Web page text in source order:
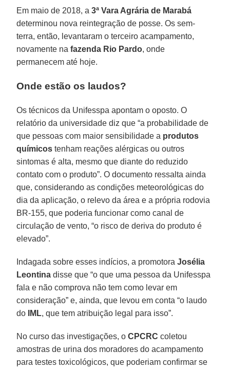
Em maio de 2018, a3ª Vara Agrária de Marabá
determinou nova reintegração de posse. Os sem-
terra, então, levantaram o terceiro acampamento,
novamente nafazenda Rio Pardo, onde
permanecem até hoje.
Onde estão os laudos?
Os técnicos da Unifesspa apontam o oposto. O
relatório da universidade diz que “a probabilidade de
que pessoas com maior sensibilidade a produtos
químicos tenham reações alérgicas ou outros
sintomas é alta, mesmo que diante do reduzido
contato com o produto”. O documento ressalta ainda
que, considerando as condições meteorológicas do
dia da aplicação, o relevo da área e a própria rodovia
BR-155, que poderia funcionar como canal de
circulação de vento, “o risco de deriva do produto é
elevado”.
Indagada sobre esses indícios, a promotora Josélia
Leontina disse que “o que uma pessoa da Unifesspa
fala e não comprova não tem como levar em
consideração” e, ainda, que levou em conta “o laudo
do
IML, que tem atribuição legal para isso”.
No curso das investigações, oCPCRC coletou
amostras de urina dos moradores do acampamento
para testes toxicológicos, que poderiam confirmar se